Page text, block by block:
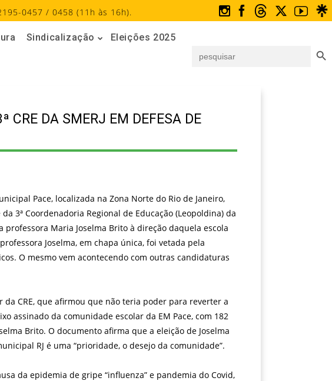
0457 / 0458 (11h às 16h).
Sindicalização
Eleições 2025
for:
CRE DA SMERJ EM DEFESA DE
Pace, localizada na Zona Norte do Rio de Janeiro,
3ª Coordenadoria Regional de Educação (Leopoldina) da
Maria Joselma Brito à direção daquela escola
Joselma, em chapa única, foi vetada pela
O mesmo vem acontecendo com outras candidaturas
CRE, que afirmou que não teria poder para reverter a
assinado da comunidade escolar da EM Pace, com 182
Brito. O documento afirma que a eleição de Joselma
RJ é uma “prioridade, o desejo da comunidade”.
da epidemia de gripe “influenza” e pandemia do Covid,